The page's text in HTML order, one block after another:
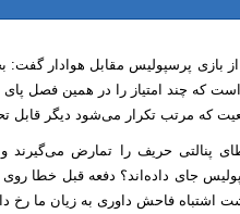
پرسپولیس مقابل هوادار گفت:
که چند امتیاز را در همین فصل پای
که مرتب تکرار می‌شود دیگر
حریف را تمارض می‌گیرند و
جای داده‌اند؟ دفعه قبل خطا روی